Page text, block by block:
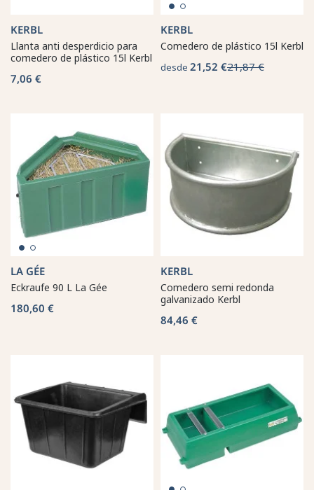
KERBL
Llanta anti desperdicio para
comedero de plástico 15l Kerbl
7,06 €
KERBL
Comedero de plástico 15l Kerbl
desde 21,52 €21,87 €
LA GÉE
Eckraufe 90 L La Gée
180,60 €
KERBL
Comedero semi redonda
galvanizado Kerbl
84,46 €